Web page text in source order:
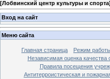
[Лобвинский центр культуры и спорта]
Вход на сайт
Меню сайта
Главная страница Режим
Независимая оценка качества
Правила посещения
Антитерроистическая и